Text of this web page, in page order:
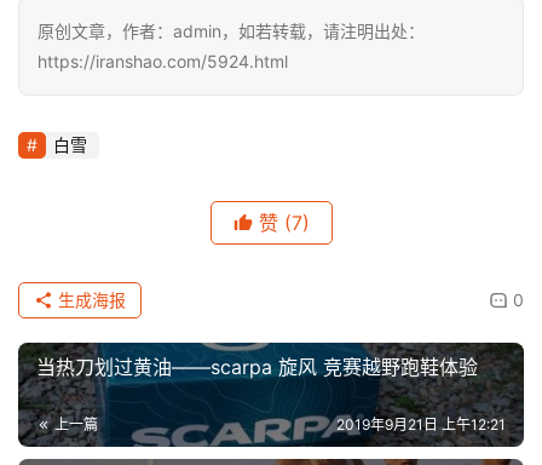
原创文章，作者：admin，如若转载，请注明出处：
https://iranshao.com/5924.html
白雪
赞 (7)
0
生成海报
当热刀划过黄油——scarpa 旋风 竞赛越野跑鞋体验
上一篇 2019年9月21日 上午12:21